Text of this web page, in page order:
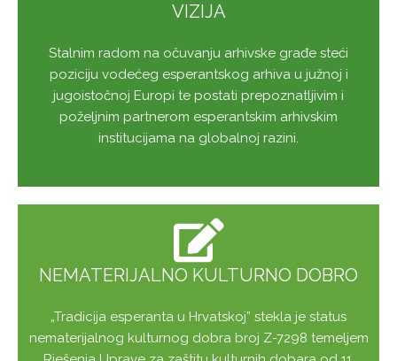
VIZIJA
Stalnim radom na očuvanju arhivske građe steći
poziciju vodećeg esperantskog arhiva u južnoj i
jugoistočnoj Europi te postati prepoznatljivim i
poželjnim partnerom esperantskim arhivskim
institucijama na globalnoj razini.
NEMATERIJALNO KULTURNO DOBRO
„Tradicija esperanta u Hrvatskoj” stekla je status
nematerijalnog kulturnog dobra broj Z-7298 temeljem